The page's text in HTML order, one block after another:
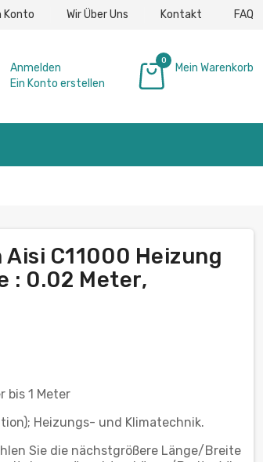
Konto Wir Über Uns Kontakt FAQ
Anmelden
Ein Konto erstellen
0
Mein Warenkorb
C11000 Heizung
: 0.02 Meter,
bis 1 Meter
Heizungs- und Klimatechnik.
Sie die nächstgrößere Länge/Breite